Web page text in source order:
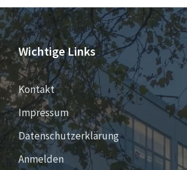
Wichtige Links
Kontakt
Impressum
Datenschutzerklärung
Anmelden